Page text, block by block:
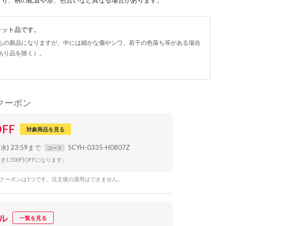
ト品です。
の新品になりますが、中には細かな傷やシワ、若干の色落ち等がある場合
品を除く）。
ーポン
対象商品を見る
) 23:59まで コード SCYH-0335-H0807Z
1,500円OFFになります。
ーポンは1つです。注文後の適用はできません。
一覧を見る